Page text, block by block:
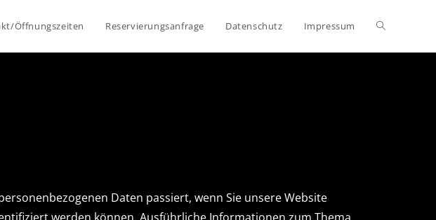
Öffnungszeiten Reservierungsanfrage Datenschutz Impressum
Daten passiert, wenn Sie unsere Website